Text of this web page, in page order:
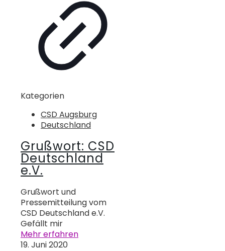
Kategorien
CSD Augsburg
Deutschland
Grußwort: CSD
Deutschland
e.V.
Grußwort und
Pressemitteilung vom
CSD Deutschland e.V.
Gefällt mir
Mehr erfahren
19. Juni 2020